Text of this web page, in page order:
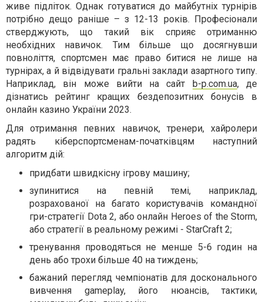
живе підліток. Однак готуватися до майбутніх турнірів
потрібно дещо раніше – з 12-13 років. Професіонали
стверджують, що такий вік сприяє отриманню
необхідних навичок. Тим більше що досягнувши
повноліття, спортсмен має право битися не лише на
турнірах, а й відвідувати гральні заклади азартного типу.
Наприклад, він може вийти на сайт
b-p.com.ua, де
дізнатись рейтинг кращих бездепозитних бонусів в
онлайн казино України 2023.
Для отримання певних навичок, тренери, хайролери
радять кіберспортсменам-початківцям наступний
алгоритм дій:
придбати швидкісну ігрову машину;
зупинитися на певній темі, наприклад,
розрахованої на багато користувачів командної
гри-стратегії Dota 2, або онлайн Heroes of the Storm,
або стратегії в реальному режимі - StarCraft 2;
тренування проводяться не менше 5-6 годин на
день або трохи більше 40 на тиждень;
бажаний перегляд чемпіонатів для досконального
вивчення gameplay, його нюансів, тактики,